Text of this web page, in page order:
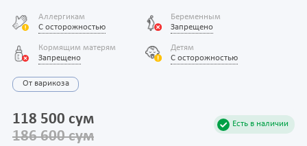
Аллергикам
С осторожностью
Беременным
Запрещено
Кормящим матерям
Запрещено
Детям
С осторожностью
От варикоза
Есть в наличии
118 500 сум
186 600 сум